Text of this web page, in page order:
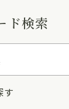
ド検索
す